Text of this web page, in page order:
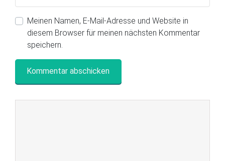
Meinen Namen, E-Mail-Adresse und Website in
diesem Browser für meinen nächsten Kommentar
speichern.